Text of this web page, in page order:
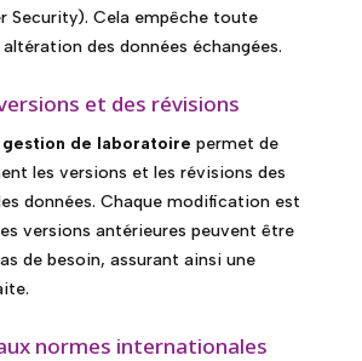
Security). Cela empêche toute
des données échangées.
et des révisions
de laboratoire permet de
les versions et les révisions des
données. Chaque modification est
versions antérieures peuvent être
de besoin, assurant ainsi une
normes internationales